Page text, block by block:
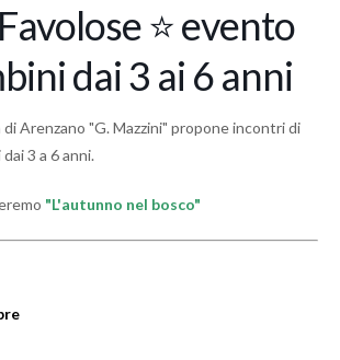
⭐ evento
dai 3 ai 6 anni
di Arenzano "G. Mazzini" propone incontri di
3 a 6 anni.
"L'autunno nel bosco"